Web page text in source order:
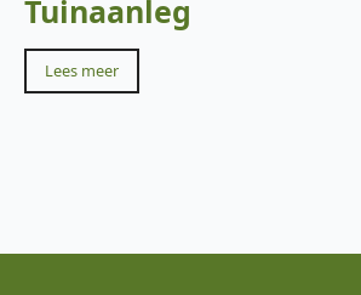
Tuinaanleg
Lees meer